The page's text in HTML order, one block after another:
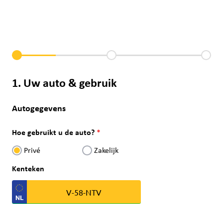
1. Uw auto & gebruik
Autogegevens
Hoe gebruikt u de auto?
Privé Zakelijk
Kenteken